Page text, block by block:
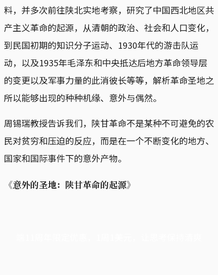
料，并多次前往陕北实地考察，研究了中国西北地区共
产主义革命的起源，从清朝的政治、社会和人口变化，
到民国初期的知识分子运动、1930年代的游击队运
动，以及1935年毛泽东和中央抵达后地方革命领导层
的变更以及军事力量的此消彼长等等，解析革命圣地之
所以能够出现的种种机缘、意外与偶然。
周锡瑞教授告诉我们，陕甘革命不是某种不可避免的农
民对贫穷和压迫的反应，而是在一个不断变化的地方、
国家和国际事件下的意外产物。
《意外的圣地：陕甘革命的起源》